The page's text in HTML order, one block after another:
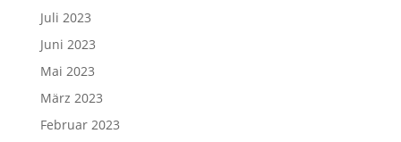
Juli 2023
Juni 2023
Mai 2023
März 2023
Februar 2023